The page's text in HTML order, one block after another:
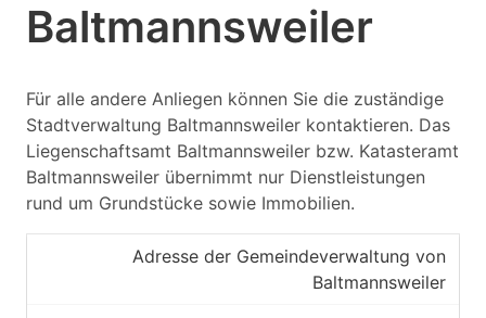
Baltmannsweiler
Für alle andere Anliegen können Sie die zuständige
Stadtverwaltung Baltmannsweiler kontaktieren. Das
Liegenschaftsamt Baltmannsweiler bzw. Katasteramt
Baltmannsweiler übernimmt nur Dienstleistungen
rund um Grundstücke sowie Immobilien.
Adresse der Gemeindeverwaltung von
Baltmannsweiler